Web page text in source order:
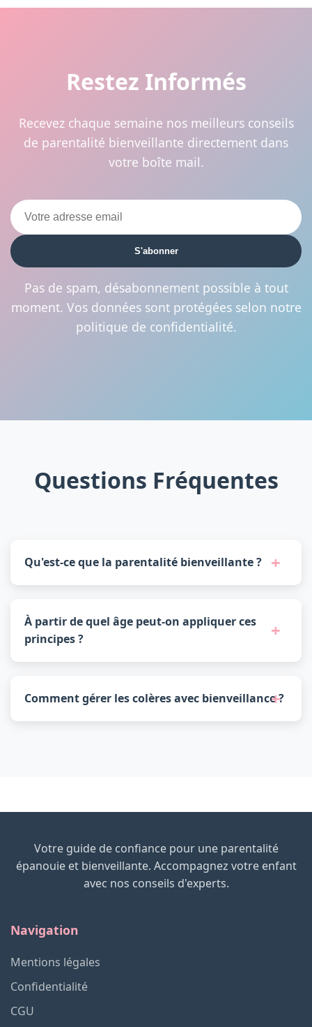
Restez Informés
Recevez chaque semaine nos meilleurs conseils
de parentalité bienveillante directement dans
votre boîte mail.
S'abonner
Pas de spam, désabonnement possible à tout
moment. Vos données sont protégées selon notre
politique de confidentialité.
Questions Fréquentes
Qu'est-ce que la parentalité bienveillante ?
À partir de quel âge peut-on appliquer ces
principes ?
Comment gérer les colères avec bienveillance ?
Votre guide de confiance pour une parentalité
épanouie et bienveillante. Accompagnez votre enfant
avec nos conseils d'experts.
Navigation
Mentions légales
Confidentialité
CGU